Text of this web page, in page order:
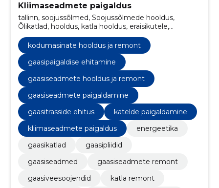
Kliimaseadmete paigaldus
tallinn, soojussõlmed, Soojussõlmede hooldus,
Õlikatlad, hooldus, katla hooldus, eraisikutele,
torutööd, tööstuslikud, ERITÖÖD
kodumasinate hooldus ja remont
gaasipaigaldise ehitamine
gaasiseadmete hooldus ja remont
gaasiseadmete paigaldamine
gaasitrasside ehitus
katelde paigaldamine
kliimaseadmete paigaldus
energeetika
gaasikatlad
gaasipliidid
gaasiseadmed
gaasiseadmete remont
gaasiveesoojendid
katla remont